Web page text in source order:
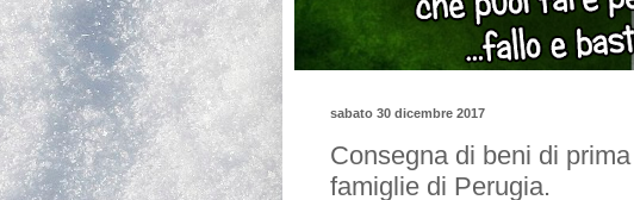
sabato 30 dicembre 2017
Consegna di beni di
famiglie di Perugia.